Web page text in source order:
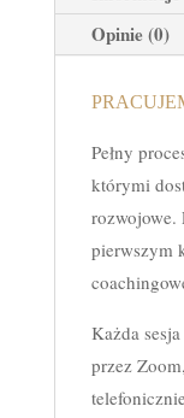
związku"
program
psychologiem
online
Opinie (0)
Pełny
którymi
rozwojowe.
pierwszym
Każda
przez